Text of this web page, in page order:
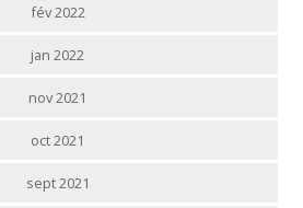
fév 2022
jan 2022
nov 2021
oct 2021
sept 2021